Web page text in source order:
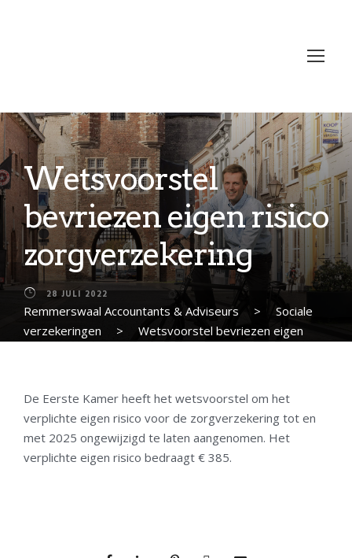
Wetsvoorstel
bevriezen eigen risico
zorgverzekering
28 JULI 2022
Remmerswaal Accountants & Adviseurs >
Sociale
verzekeringen
>
Wetsvoorstel bevriezen eigen
De Eerste Kamer heeft het wetsvoorstel om het
verplichte eigen risico voor de zorgverzekering tot en
met 2025 ongewijzigd te laten aangenomen. Het
verplichte eigen risico bedraagt € 385.